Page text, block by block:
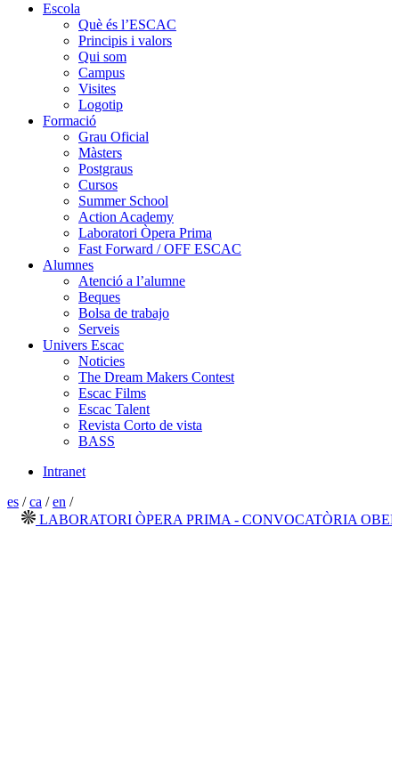
Escola
Què és l’ESCAC
Principis i valors
Qui som
Campus
Visites
Logotip
Formació
Grau Oficial
Màsters
Postgraus
Cursos
Summer School
Action Academy
Laboratori Òpera Prima
Fast Forward / OFF ESCAC
Alumnes
Atenció a l’alumne
Beques
Bolsa de trabajo
Serveis
Univers Escac
Noticies
The Dream Makers Contest
Escac Films
Escac Talent
Revista Corto de vista
BASS
Intranet
es /ca /en /
LABORATORI ÒPERA PRIMA - CONVOCATÒRIA OBERTA